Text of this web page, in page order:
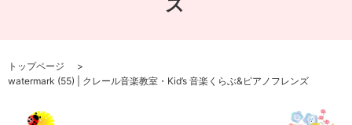
トップページ
watermark (55) | クレール音楽教室・Kid’s 音楽くらぶ&ピアノフレンズ